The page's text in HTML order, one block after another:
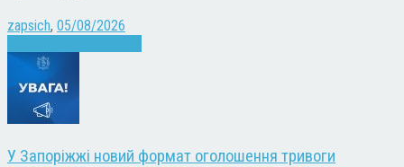
zapsich, 05/08/2026
У Запоріжжі новий формат оголошення тривоги